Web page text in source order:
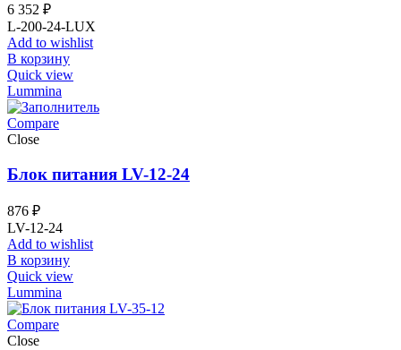
6 352 ₽
L-200-24-LUX
Add to wishlist
В корзину
Quick view
Lummina
Compare
Close
Блок питания LV-12-24
876 ₽
LV-12-24
Add to wishlist
В корзину
Quick view
Lummina
Compare
Close